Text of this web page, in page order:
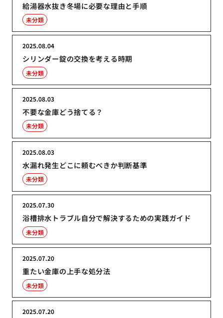
給湯器水抜き冬場に必要な理由と手順
未分類
シリンダー錠の交換を考える時期
2025.08.04
未分類
不要な金庫どう捨てる？
2025.08.03
未分類
水漏れ発生どこに頼むべきか判断基準
2025.08.03
未分類
浴槽排水トラブル自分で解決するための実践ガイド
2025.07.30
未分類
重たい金庫の上手な処分法
2025.07.20
未分類
2025.07.20